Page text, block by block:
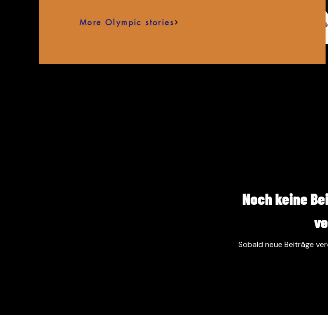
More Olympic stories
Noch keine
Sobald neue Beiträge